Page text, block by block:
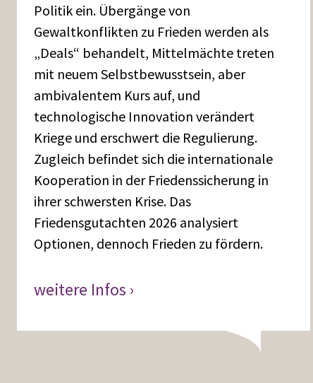
Politik ein. Übergänge von
Gewaltkonflikten zu Frieden werden als
„Deals“ behandelt, Mittelmächte treten
mit neuem Selbstbewusstsein, aber
ambivalentem Kurs auf, und
technologische Innovation verändert
Kriege und erschwert die Regulierung.
Zugleich befindet sich die internationale
Kooperation in der Friedenssicherung in
ihrer schwersten Krise. Das
Friedensgutachten 2026 analysiert
Optionen, dennoch Frieden zu fördern.
weitere Infos ›